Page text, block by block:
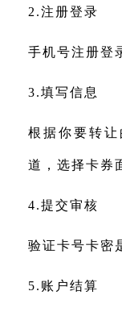
2.注册登录
手机号注册登
3.填写信息
根据你要转
道，选择卡券
4.提交审核
验证卡号卡密
5.账户结算